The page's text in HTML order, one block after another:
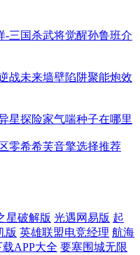
-三国杀武将觉醒孙鲁班介
战未来墙壁陷阱聚能炮效
星探险家气喘种子在哪里
零希希芙音擎选择推荐
星破解版 光遇网易版 起
版 英雄联盟电竞经理 航海
APP大全 要塞围城无限